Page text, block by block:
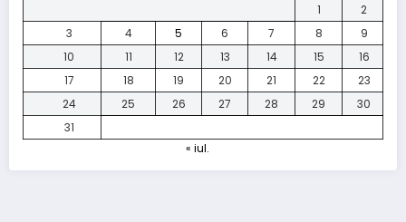
1
2
3
4 5 6 7 8
9
10
11 12 13 14 15
16
17
18 19 20 21 22
23
24
25 26 27 28 29
30
31
« iul.